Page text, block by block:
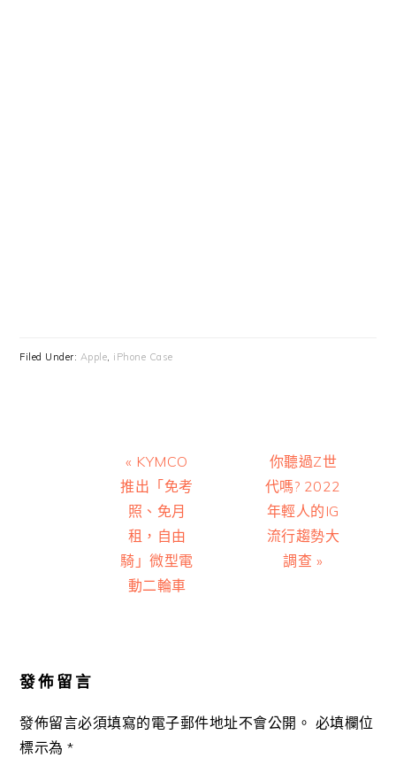
Filed Under: Apple, iPhone Case
Previous
Post:
« KYMCO
推出「免考
照、免月
租，自由
騎」微型電
動二輪車
Next
Post:
你聽過Z世
代嗎? 2022
年輕人的IG
流行趨勢大
調查 »
發佈留言
發佈留言必須填寫的電子郵件地址不會公開。 必填欄位
標示為*